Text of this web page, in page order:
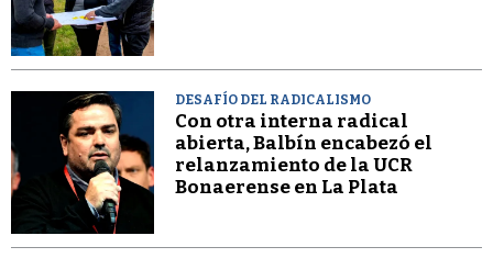
DESAFÍO DEL RADICALISMO
Con otra interna radical
abierta, Balbín encabezó el
relanzamiento de la UCR
Bonaerense en La Plata